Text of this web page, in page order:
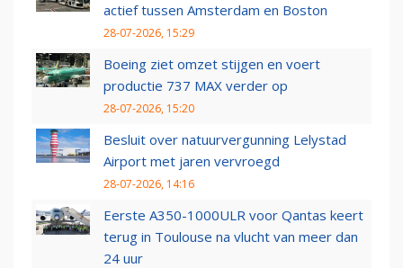
actief tussen Amsterdam en Boston
28-07-2026, 15:29
Boeing ziet omzet stijgen en voert
productie 737 MAX verder op
28-07-2026, 15:20
Besluit over natuurvergunning Lelystad
Airport met jaren vervroegd
28-07-2026, 14:16
Eerste A350-1000ULR voor Qantas keert
terug in Toulouse na vlucht van meer dan
24 uur